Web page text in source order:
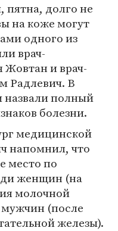
долго не
на коже могут
одного из
врач-
Жовтан и врач-
Радлевич. В
назвали полный
болезни.
медицинской
напомнил, что
место по
женщин (на
молочной
(после
железы).